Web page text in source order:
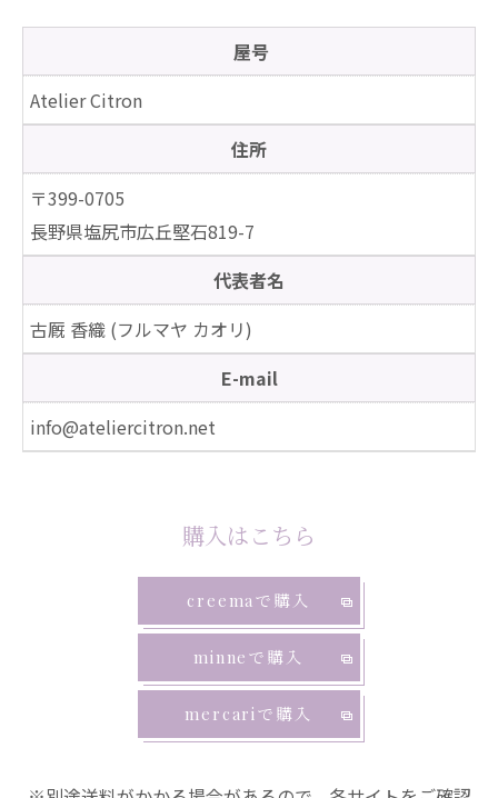
屋号
Atelier Citron
住所
〒399-0705
長野県塩尻市広丘堅石819-7
代表者名
古厩 香織 (フルマヤ カオリ)
E-mail
info@ateliercitron.net
購入はこちら
creemaで購入
minneで購入
mercariで購入